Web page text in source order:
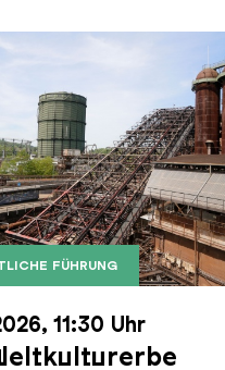
FÜHRUNG
der
Weltkulturerbe
11:30 Uhr